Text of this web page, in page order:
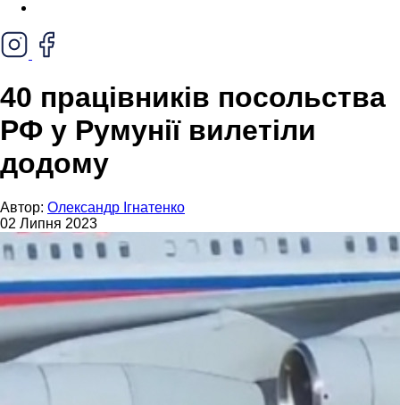
40 працівників посольства
РФ у Румунії вилетіли
додому
Автор: Олександр Ігнатенко
02 Липня 2023